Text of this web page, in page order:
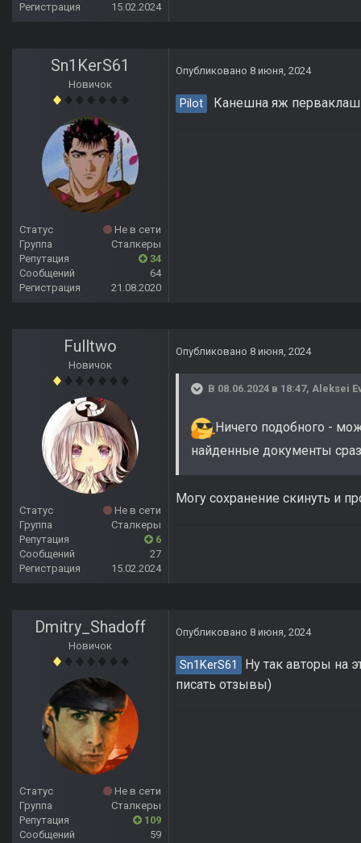
Регистрация
15.02.2024
Sn1KerS61
Новичок
Статус
Не в сети
Группа
Сталкеры
Репутация
34
Сообщений
64
Регистрация
21.08.2020
Опубликовано 8 июня, 2024
Pilot Канешна яж
Fulltwo
Новичок
Статус
Не в сети
Группа
Сталкеры
Репутация
6
Сообщений
27
Регистрация
15.02.2024
Опубликовано 8 июня, 2024
В 08.06.2024 в 18:47, Aleksei
Ничего подобного -
найденные документы
Могу сохранение скинуть и
Dmitry_Shadoff
Новичок
Статус
Не в сети
Группа
Сталкеры
Репутация
109
Сообщений
59
Опубликовано 8 июня, 2024
Sn1KerS61
Ну так авторы на
писать отзывы)